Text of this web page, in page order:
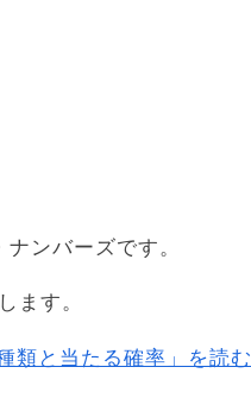
ンバーズです。
ます。
類と当たる確率」を読む